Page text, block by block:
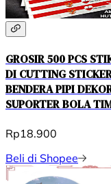
GROSIR 500 PCS
DI CUTTING
BENDERA PIPI
SUPORTER BOLA
Rp18.900
Beli di Shopee